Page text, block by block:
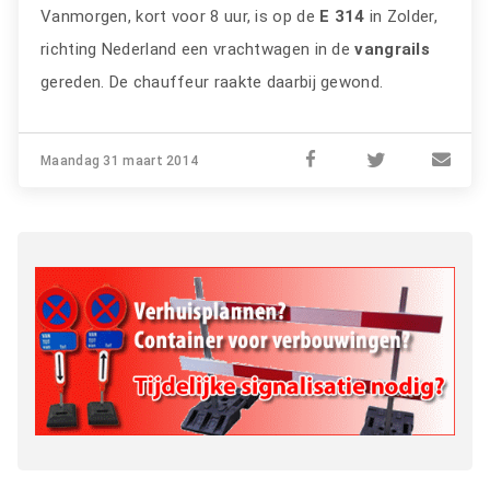
Vanmorgen, kort voor 8 uur, is op de E 314 in Zolder,
richting Nederland een vrachtwagen in devangrails
gereden. De chauffeur raakte daarbij gewond.
Maandag 31 maart 2014